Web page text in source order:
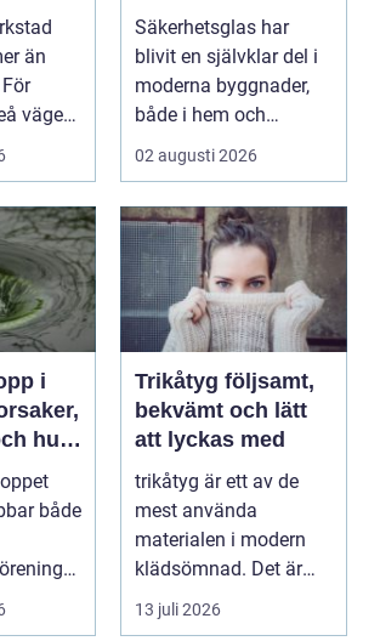
än
väger
smarta
glaslösningar
Säkerhetsglas har
blivit en självklar del i
moderna byggnader,
både i hem och
offentliga miljöer. I ...
02 augusti 2026
i
hur
både
Trikåtyg följsamt,
bekvämt och lätt
att lyckas med
trikåtyg är ett av de
mest använda
materialen i modern
klädsömnad. Det är
mjukt, elastiskt och
formb...
13 juli 2026